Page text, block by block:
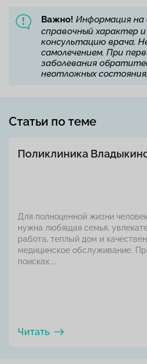
Важно! Информация
справочный характер
консультацию врача.
самолечением. При
заболевания
неотложных
Статьи по теме
Поликлиника
Для полноценной жизни
нужна любящая семья,
работа, теплый дом и
медицинское обслуживание.
поисках ...
Читать